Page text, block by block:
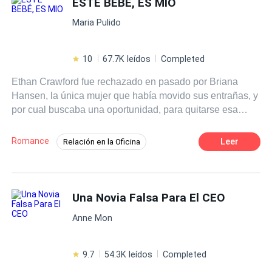
Independiente Venganza
Maria Pulido
10 67.7K leídos Completed
Ethan Crawford fue rechazado en pasado por Briana
Hansen, la única mujer que había movido sus entrañas, y
por cual buscaba una oportunidad, para quitarse esa
era suceso que estaba esperando, trágico accidente en
que estaban involucrados sus hermanos, trae consigo a
una lucha, sino que manifestará un divertido panorama y
la revelación secretos, que los llevará a tomar la decisión
de separarlos… o unirlos para siempre…
Romance Relación en la Oficina Leer
Una Novia Falsa Para El CEO
Anne Mon
9.7 54.3K leídos Completed